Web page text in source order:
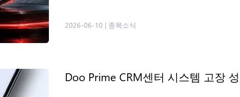
2026-06-10 | 종목소식
Doo Prime CRM센터 시스템 고장